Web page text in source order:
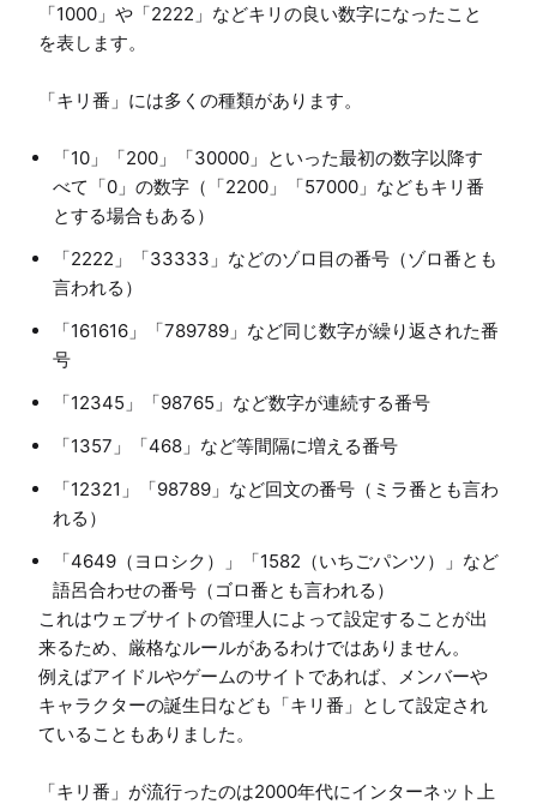
「1000」や「2222」などキリの良い数字になったこと
を表します。
「キリ番」には多くの種類があります。
「10」「200」「30000」といった最初の数字以降す
べて「0」の数字（「2200」「57000」などもキリ番
とする場合もある）
「2222」「33333」などのゾロ目の番号（ゾロ番とも
言われる）
「161616」「789789」など同じ数字が繰り返された番
号
「12345」「98765」など数字が連続する番号
「1357」「468」など等間隔に増える番号
「12321」「98789」など回文の番号（ミラ番とも言わ
れる）
「4649（ヨロシク）」「1582（いちごパンツ）」など
語呂合わせの番号（ゴロ番とも言われる）
これはウェブサイトの管理人によって設定することが出
来るため、厳格なルールがあるわけではありません。
例えばアイドルやゲームのサイトであれば、メンバーや
キャラクターの誕生日なども「キリ番」として設定され
ていることもありました。
「キリ番」が流行ったのは2000年代にインターネット上